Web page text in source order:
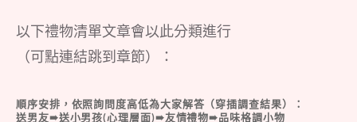
以下禮物清單文章會以此分類進行
（可點連結跳到章節）：
順序安排，依照詢問度高低為大家解答（穿插調查結果）：
送男友➠送小男孩(心理層面)➠友情禮物➠品味格調小物